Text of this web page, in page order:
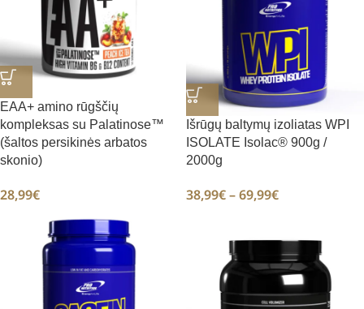
EAA+ amino rūgščių
kompleksas su Palatinose™
(šaltos persikinės arbatos
skonio)
28,99€
Išrūgų baltymų izoliatas WPI
ISOLATE Isolac® 900g /
2000g
38,99€–69,99€